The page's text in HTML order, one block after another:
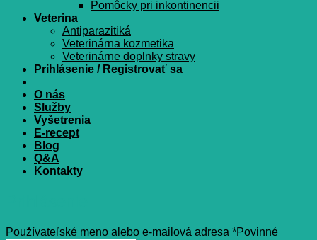
Pomôcky pri inkontinencii
Veterina
Antiparazitiká
Veterinárna kozmetika
Veterinárne doplnky stravy
Prihlásenie / Registrovať sa
O nás
Služby
Vyšetrenia
E-recept
Blog
Q&A
Kontakty
Používateľské meno alebo e-mailová adresa *Povinné